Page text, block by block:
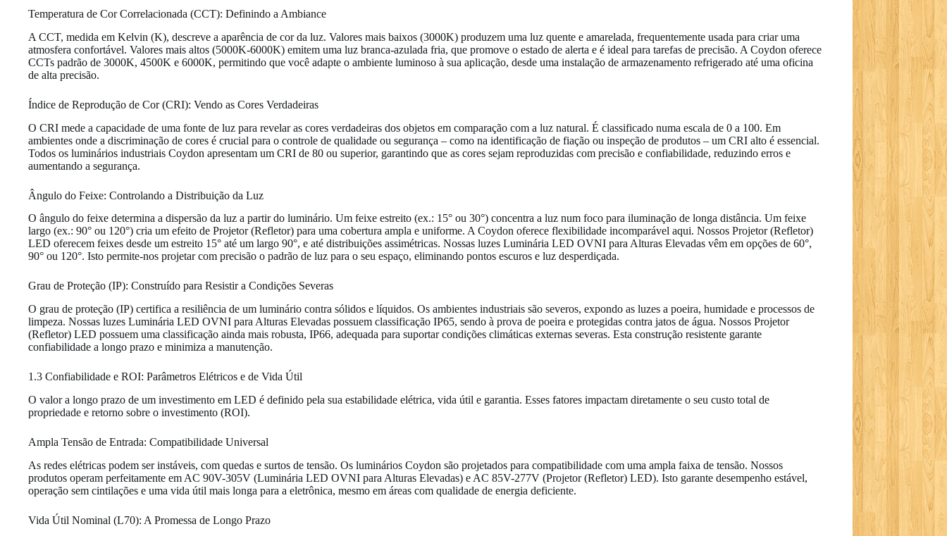
Temperatura de Cor Correlacionada (CCT): Definindo a Ambiance
A CCT, medida em Kelvin (K), descreve a aparência de cor da luz. Valores mais baixos (3000K) produzem uma luz quente e amarelada, frequentemente usada para criar uma
atmosfera confortável. Valores mais altos (5000K-6000K) emitem uma luz branca-azulada fria, que promove o estado de alerta e é ideal para tarefas de precisão. A Coydon oferece
CCTs padrão de 3000K, 4500K e 6000K, permitindo que você adapte o ambiente luminoso à sua aplicação, desde uma instalação de armazenamento refrigerado até uma oficina
de alta precisão.
Índice de Reprodução de Cor (CRI): Vendo as Cores Verdadeiras
O CRI mede a capacidade de uma fonte de luz para revelar as cores verdadeiras dos objetos em comparação com a luz natural. É classificado numa escala de 0 a 100. Em
ambientes onde a discriminação de cores é crucial para o controle de qualidade ou segurança – como na identificação de fiação ou inspeção de produtos – um CRI alto é essencial.
Todos os luminários industriais Coydon apresentam um CRI de 80 ou superior, garantindo que as cores sejam reproduzidas com precisão e confiabilidade, reduzindo erros e
aumentando a segurança.
Ângulo do Feixe: Controlando a Distribuição da Luz
O ângulo do feixe determina a dispersão da luz a partir do luminário. Um feixe estreito (ex.: 15° ou 30°) concentra a luz num foco para iluminação de longa distância. Um feixe
largo (ex.: 90° ou 120°) cria um efeito de Projetor (Refletor) para uma cobertura ampla e uniforme. A Coydon oferece flexibilidade incomparável aqui. Nossos Projetor (Refletor)
LED oferecem feixes desde um estreito 15° até um largo 90°, e até distribuições assimétricas. Nossas luzes Luminária LED OVNI para Alturas Elevadas vêm em opções de 60°,
90° ou 120°. Isto permite-nos projetar com precisão o padrão de luz para o seu espaço, eliminando pontos escuros e luz desperdiçada.
Grau de Proteção (IP): Construído para Resistir a Condições Severas
O grau de proteção (IP) certifica a resiliência de um luminário contra sólidos e líquidos. Os ambientes industriais são severos, expondo as luzes a poeira, humidade e processos de
limpeza. Nossas luzes Luminária LED OVNI para Alturas Elevadas possuem classificação IP65, sendo à prova de poeira e protegidas contra jatos de água. Nossos Projetor
(Refletor) LED possuem uma classificação ainda mais robusta, IP66, adequada para suportar condições climáticas externas severas. Esta construção resistente garante
confiabilidade a longo prazo e minimiza a manutenção.
1.3 Confiabilidade e ROI: Parâmetros Elétricos e de Vida Útil
O valor a longo prazo de um investimento em LED é definido pela sua estabilidade elétrica, vida útil e garantia. Esses fatores impactam diretamente o seu custo total de
propriedade e retorno sobre o investimento (ROI).
Ampla Tensão de Entrada: Compatibilidade Universal
As redes elétricas podem ser instáveis, com quedas e surtos de tensão. Os luminários Coydon são projetados para compatibilidade com uma ampla faixa de tensão. Nossos
produtos operam perfeitamente em AC 90V-305V (Luminária LED OVNI para Alturas Elevadas) e AC 85V-277V (Projetor (Refletor) LED). Isto garante desempenho estável,
operação sem cintilações e uma vida útil mais longa para a eletrônica, mesmo em áreas com qualidade de energia deficiente.
Vida Útil Nominal (L70): A Promessa de Longo Prazo